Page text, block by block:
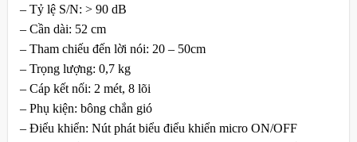
– Tỷ lệ S/N: > 90 dB
– Cần dài: 52 cm
– Tham chiếu đến lời nói: 20 – 50cm
– Trọng lượng: 0,7 kg
– Cáp kết nối: 2 mét, 8 lõi
– Phụ kiện: bông chắn gió
– Điểu khiển: Nút phát biểu điểu khiển micro ON/OFF